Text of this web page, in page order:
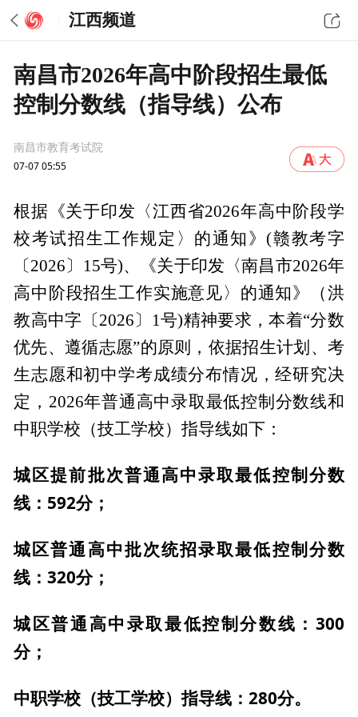
江西频道
南昌市2026年高中阶段招生最低
控制分数线（指导线）公布
南昌市教育考试院
07-07 05:55
根据《关于印发〈江西省2026年高中阶段学
校考试招生工作规定〉的通知》(赣教考字
〔2026〕15号)、《关于印发〈南昌市2026年
高中阶段招生工作实施意见〉的通知》（洪
教高中字〔2026〕1号)精神要求，本着“分数
优先、遵循志愿”的原则，依据招生计划、考
生志愿和初中学考成绩分布情况，经研究决
定，2026年普通高中录取最低控制分数线和
中职学校（技工学校）指导线如下：
城区提前批次普通高中录取最低控制分数
线：592分；
城区普通高中批次统招录取最低控制分数
线：320分；
城区普通高中录取最低控制分数线：300
分；
中职学校（技工学校）指导线：280分。